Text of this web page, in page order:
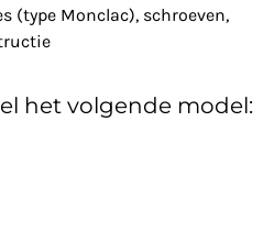
(type Monclac), schroeven,
het volgende model: